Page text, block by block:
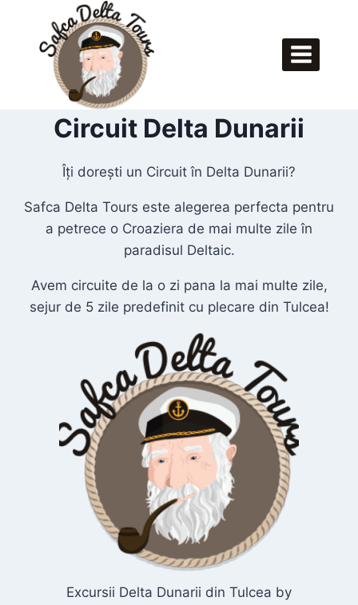
content
Circuit Delta Dunarii
Îți dorești un Circuit în Delta Dunarii?
Safca Delta Tours este alegerea perfecta pentru
a petrece o Croaziera de mai multe zile în
paradisul Deltaic.
Avem circuite de la o zi pana la mai multe zile,
sejur de 5 zile predefinit cu plecare din Tulcea!
Excursii Delta Dunarii din Tulcea by